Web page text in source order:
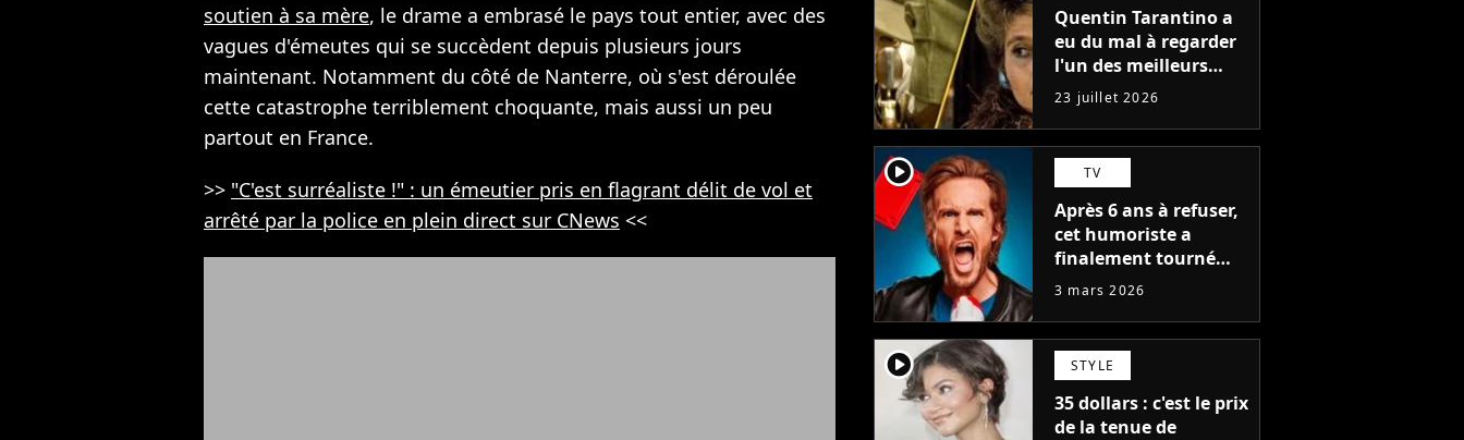
soutien à sa mère, le drame a embrasé le pays tout entier, avec des
vagues d'émeutes qui se succèdent depuis plusieurs jours
maintenant. Notamment du côté de Nanterre, où s'est déroulée
cette catastrophe terriblement choquante, mais aussi un peu
partout en France.
>> "C'est surréaliste !" : un émeutier pris en flagrant délit de vol et
arrêté par la police en plein direct sur CNews <<
Quentin Tarantino a
eu du mal à regarder
l'un des meilleurs
films de tous les
temps : "J'ai à peine
réussi à aller jusqu'au
générique de fin"
23 juillet 2026
player2 TV
Après 6 ans à refuser,
cet humoriste a
finalement tourné
dans LOL : qui rit sort
pour l'argent, "J'ai
toujours dit..."
3 mars 2026
player2 STYLE
35 dollars : c'est le prix
de la tenue de